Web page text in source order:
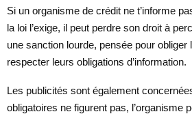
Si un organisme de crédit ne t’informe
la loi l’exige, il peut perdre son droit à
une sanction lourde, pensée pour
respecter leurs obligations d’information.
Les publicités sont également
obligatoires ne figurent pas, l’organisme